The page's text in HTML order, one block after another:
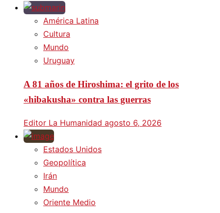
América Latina
Cultura
Mundo
Uruguay
A 81 años de Hiroshima: el grito de los
«hibakusha» contra las guerras
Editor La Humanidad agosto 6, 2026
Estados Unidos
Geopolítica
Irán
Mundo
Oriente Medio